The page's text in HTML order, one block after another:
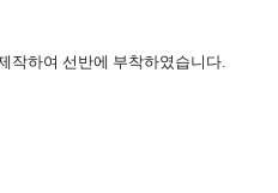
작하여 선반에 부착하였습니다.